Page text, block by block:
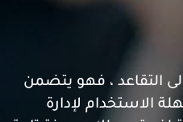
التقاعد ، فهو يتضمن
الاستخدام لإدارة